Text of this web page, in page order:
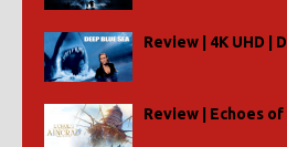
Review | 4K UHD |
Review | Echoes of